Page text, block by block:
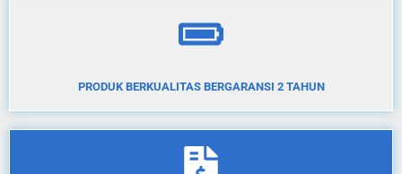
PRODUK BERKUALITAS BERGARANSI 2 TAHUN